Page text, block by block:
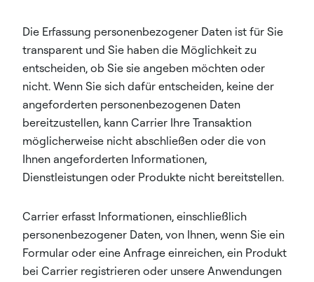
Die Erfassung personenbezogener Daten ist für Sie
transparent und Sie haben die Möglichkeit zu
entscheiden, ob Sie sie angeben möchten oder
nicht. Wenn Sie sich dafür entscheiden, keine der
angeforderten personenbezogenen Daten
bereitzustellen, kann Carrier Ihre Transaktion
möglicherweise nicht abschließen oder die von
Ihnen angeforderten Informationen,
Dienstleistungen oder Produkte nicht bereitstellen.
Carrier erfasst Informationen, einschließlich
personenbezogener Daten, von Ihnen, wenn Sie ein
Formular oder eine Anfrage einreichen, ein Produkt
bei Carrier registrieren oder unsere Anwendungen